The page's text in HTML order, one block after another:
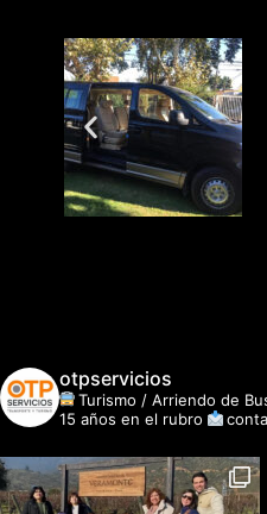
otpservicios
Turismo / Arriendo de
15 años en el rubro